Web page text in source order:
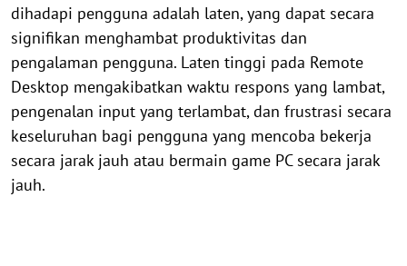
dihadapi pengguna adalah laten, yang dapat secara
signifikan menghambat produktivitas dan
pengalaman pengguna. Laten tinggi pada Remote
Desktop mengakibatkan waktu respons yang lambat,
pengenalan input yang terlambat, dan frustrasi secara
keseluruhan bagi pengguna yang mencoba bekerja
secara jarak jauh atau bermain game PC secara jarak
jauh.